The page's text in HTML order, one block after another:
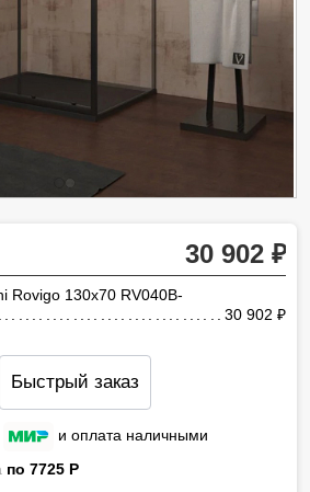
30 902
Rovigo 130х70 RV040B-
30 902
Быстрый заказ
и оплата наличными
по 7725 P